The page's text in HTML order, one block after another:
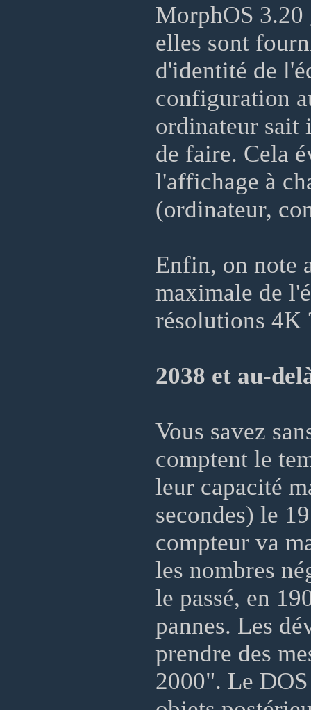
MorphOS 3.20
elles sont
d'identité de
configuration
ordinateur sait
de faire. Cela
l'affichage à
(ordinateur,
Enfin, on note
maximale de
résolutions 4K
2038 et au-
Vous savez
comptent le
leur capacité
secondes) le
compteur va
les nombres
le passé, en
pannes. Les
prendre des
2000". Le